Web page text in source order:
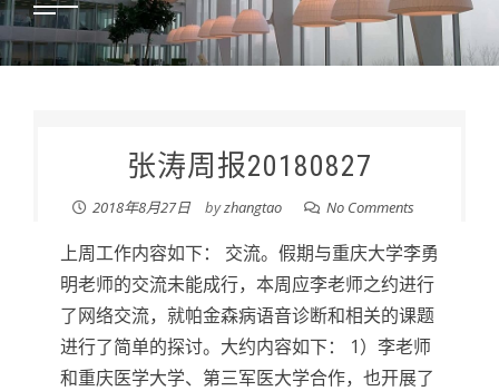
张涛周报20180827
2018年8月27日 byzhangtao No Comments
上周工作内容如下： 交流。假期与重庆大学李勇
明老师的交流未能成行，本周应李老师之约进行
了网络交流，就帕金森病语音诊断和相关的课题
进行了简单的探讨。大约内容如下： 1）李老师
和重庆医学大学、第三军医大学合作，也开展了